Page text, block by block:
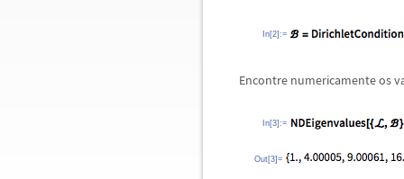
In[2]:=
Encontre numericamente os
In[3]:=
Out[3]=